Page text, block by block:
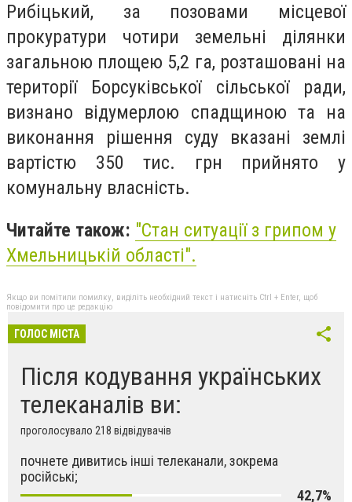
Рибіцький, за позовами місцевої
прокуратури чотири земельні ділянки
загальною площею 5,2 га, розташовані на
території Борсуківської сільської ради,
визнано відумерлою спадщиною та на
виконання рішення суду вказані землі
вартістю 350 тис. грн прийнято у
комунальну власність.
Читайте також: "Стан ситуації з грипом у
Хмельницькій області".
Якщо ви помітили помилку, виділіть необхідний текст і натисніть Ctrl + Enter, щоб
повідомити про це редакцію
ГОЛОС МІСТА
Після кодування українських
телеканалів ви:
проголосувало 218 відвідувачів
почнете дивитись інші телеканали, зокрема
російські;
42,7%